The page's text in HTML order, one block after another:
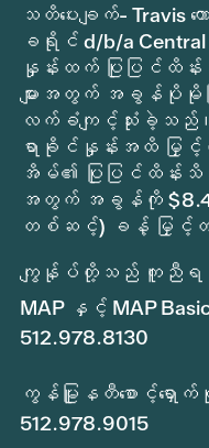
သတိပေးချက်- Travis က
ခရိုင် d/b/a
နှုန်းထက် ပြုပြင်
များအတွက် အခွန်ပို
လက်ခံကျင့်သုံးခဲ့သည်
ရာခိုင်နှုန်းအထိ မြှင့်
အိမ်၏ ပြုပြင်ထိန်း
အတွက် အခွန်ကို $8.41
တစ်ဆင့်) ခန့် မြှ
ကျွန်ုပ်တို့သည် ကူညီရ
MAP နှင့် MAP
512.978.8130
ကွန်မြူနတီစောင့်ရှောက်
512.978.9015